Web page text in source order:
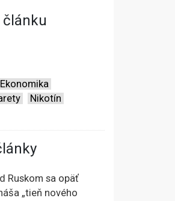
Ekonomika
Nikotín
Ruskom sa opäť
„tieň nového